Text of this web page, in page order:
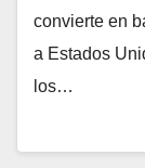
convierte en
a Estados
los…